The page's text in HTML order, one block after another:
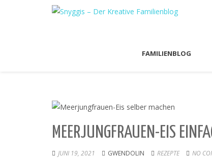
FAMILIENBLOG
MEERJUNGFRAUEN-EIS
JUNI 19, 2021 GWENDOLIN REZEPTE NO